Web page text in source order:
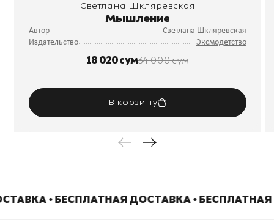
Светлана Шкляревская
Мышление
Автор
Светлана Шкляревская
Издательство
Эксмодетство
18 020 сум34 000 сум
В корзину
• БЕСПЛАТНАЯ ДОСТАВКА •